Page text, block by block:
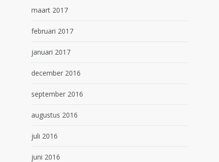
maart 2017
februari 2017
januari 2017
december 2016
september 2016
augustus 2016
juli 2016
juni 2016